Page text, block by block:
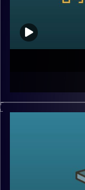
אבל לא תמיד
לעצב את
חשבתם על
העניין